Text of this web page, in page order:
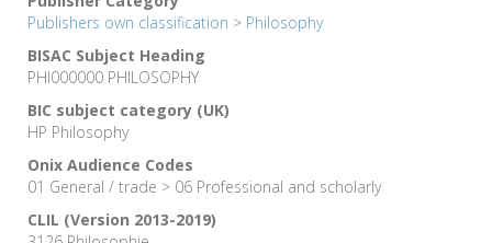
Publishers own classification > Philosophy
BISAC Subject Heading
PHI000000 PHILOSOPHY
BIC subject category (UK)
HP Philosophy
Onix Audience Codes
01 General / trade > 06 Professional and scholarly
CLIL (Version 2013-2019)